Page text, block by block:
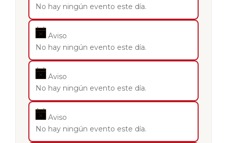
No hay ningún evento este día.
Aviso
No hay ningún evento este día.
Aviso
No hay ningún evento este día.
Aviso
No hay ningún evento este día.